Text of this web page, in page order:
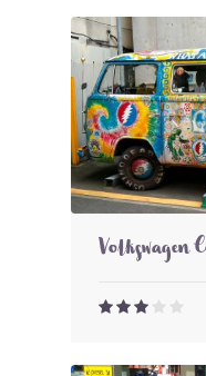
Volkswagen